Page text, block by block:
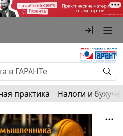
практика Налоги и